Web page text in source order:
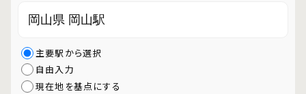
主要駅から選択
自由入力
現在地を基点にする